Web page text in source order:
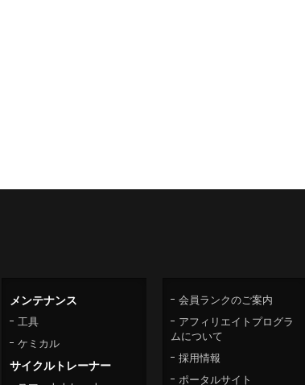
メンテナンス
工具
ケミカル
サイクルトレーナー
会員ランクのご案内
アフィリエイトプログラ
ムについて
採用情報
ポータルサイト